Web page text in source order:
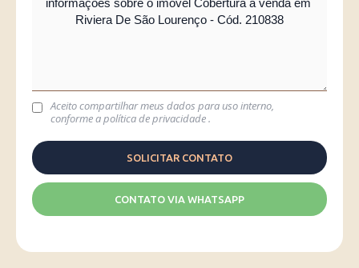
Aceito compartilhar meus dados para uso interno,
conforme apolítica de privacidade.
CONTATO VIA WHATSAPP